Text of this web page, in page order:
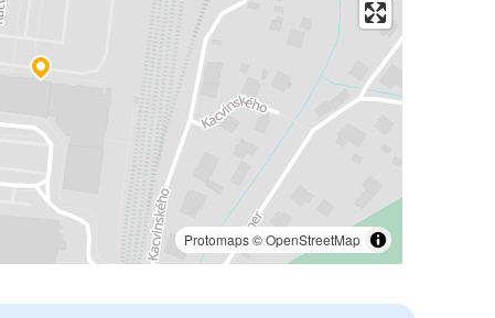
Protomaps©OpenStreetMap